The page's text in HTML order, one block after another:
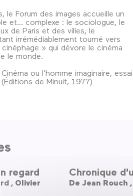
le Forum des images accueille un
et… complexe : le sociologue, le
de Paris et des villes, le
irrémédiablement tourné vers
cinéphage » qui dévore le cinéma
le monde.
ou l’homme imaginaire, essai
de Minuit, 1977)
regard
Céline Gailleurd , Olivier
Chronique
De Jean Rouch ,